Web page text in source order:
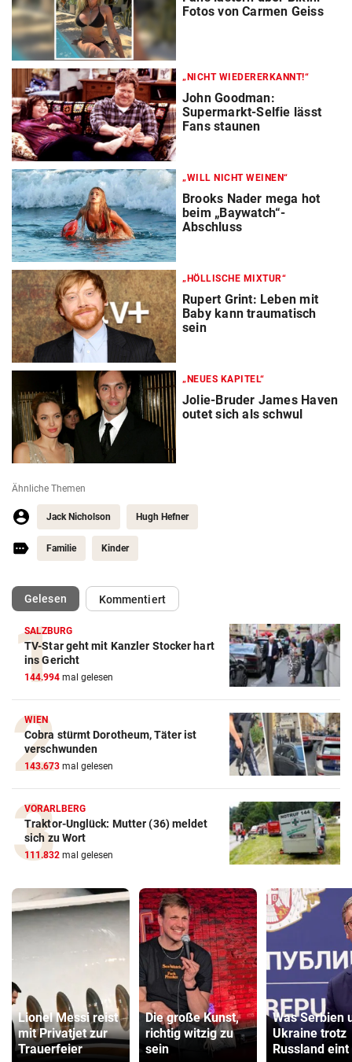
Fotos von Carmen Geiss
„NICHT WIEDERERKANNT!“
John Goodman:
Supermarkt-Selfie lässt
Fans staunen
„WILL NICHT WEINEN“
Brooks Nader mega hot
beim „Baywatch“-
Abschluss
„HÖLLISCHE MIXTUR“
Rupert Grint: Leben mit
Baby kann traumatisch
sein
„NEUES KAPITEL“
Jolie-Bruder James Haven
outet sich als schwul
Ähnliche Themen
Jack Nicholson Hugh Hefner
Familie Kinder
Gelesen(ausgewählt)Kommentiert
SALZBURG
TV-Star geht mit Kanzler Stocker hart
ins Gericht
144.994 mal gelesen
WIEN
Cobra stürmt Dorotheum, Täter ist
verschwunden
143.673 mal gelesen
VORARLBERG
Traktor-Unglück: Mutter (36) meldet
sich zu Wort
111.832 mal gelesen
Lionel Messi reist
mit Privatjet zur
Trauerfeier
Die große Kunst,
richtig witzig zu
sein
Was Serbien
Ukraine trotz
Russland eint